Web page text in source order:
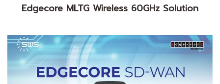
Edgecore MLTG Wireless 60GHz Solution